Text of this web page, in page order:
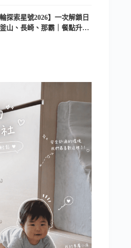
輪探索星號2026】一次解鎖日
山、長崎、那霸｜餐點升
新、船上慶生超難忘